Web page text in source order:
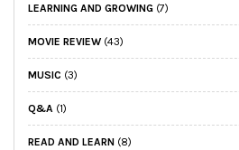
LEARNING AND GROWING (7)
MOVIE REVIEW (43)
MUSIC (3)
Q&A (1)
READ AND LEARN (8)